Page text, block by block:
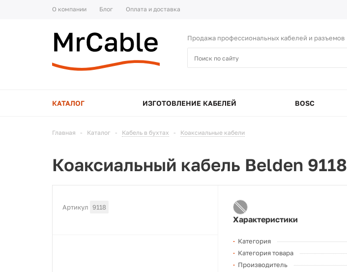
О компании Блог Оплата и доставка
Продажа профессиональных кабелей и разъемов
КАТАЛОГ ИЗГОТОВЛЕНИЕ КАБЕЛЕЙ BOSC
Главная - Каталог - Кабель в бухтах - Коаксиальные кабели
Коаксиальный кабель Belden 9118
Артикул 9118
Характеристики
Категория
Категория товара
Производитель